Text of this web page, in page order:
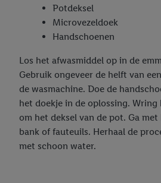
Potdeksel
Microvezeldoek
Handschoenen
Los het afwasmiddel op in de
Gebruik ongeveer de helft van
de wasmachine. Doe de
het doekje in de oplossing.
om het deksel van de pot. Ga
bank of fauteuils. Herhaal de
met schoon water.